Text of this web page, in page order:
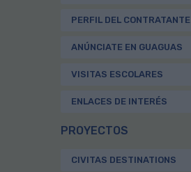
PERFIL DEL CONTRATANTE
ANÚNCIATE EN GUAGUAS
VISITAS ESCOLARES
ENLACES DE INTERÉS
PROYECTOS
CIVITAS DESTINATIONS